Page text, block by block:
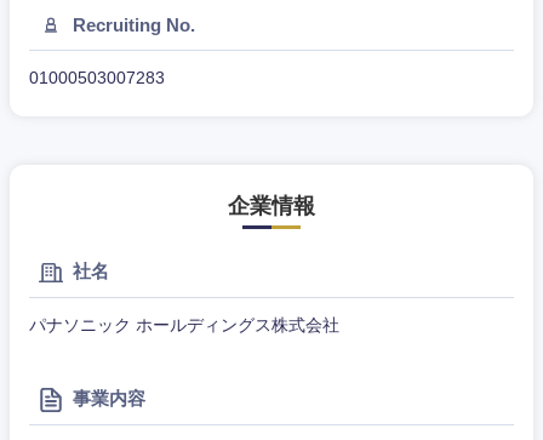
Recruiting No.
01000503007283
企業情報
社名
パナソニック ホールディングス株式会社
事業内容
大阪府
奈良県 和歌山県